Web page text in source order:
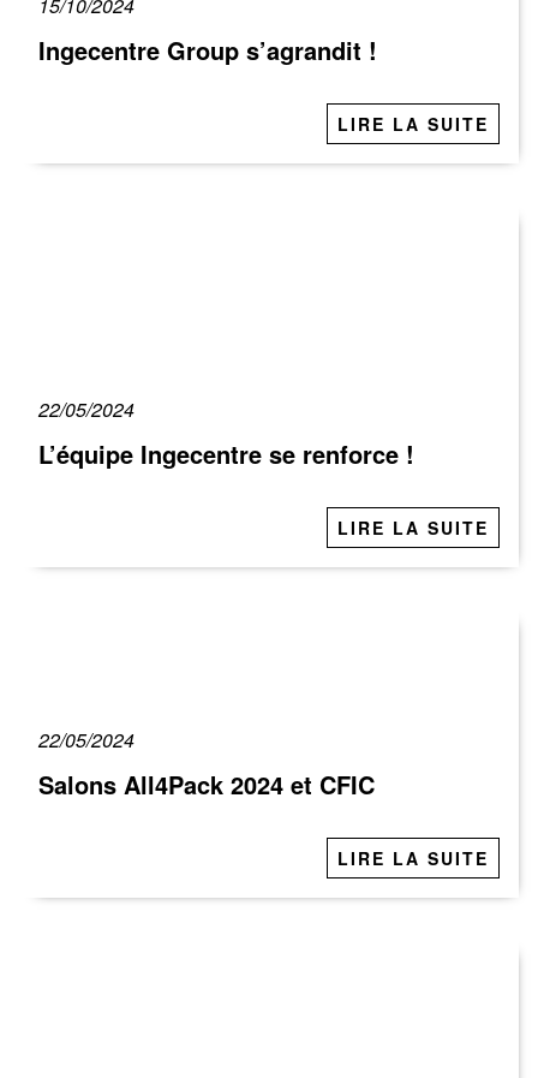
Ingecentre Group s’agrandit !
LIRE LA SUITE
22/05/2024
L’équipe Ingecentre se renforce !
LIRE LA SUITE
22/05/2024
Salons All4Pack 2024 et CFIC
LIRE LA SUITE